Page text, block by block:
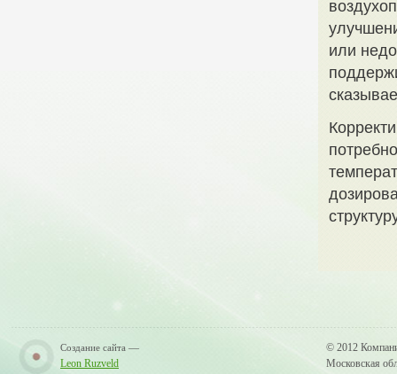
или
Создание сайта —
Leon Ruzveld
© 2012
Московская